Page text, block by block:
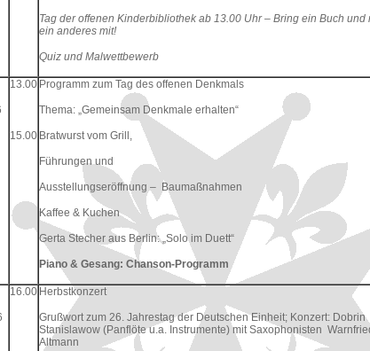
Tag der offenen Kinderbibliothek ab 13.00 Uhr – Bring ein Buch und
ein anderes mit!
Quiz und Malwettbewerb
13.00
15.00
Programm zum Tag des offenen Denkmals
Thema: „Gemeinsam Denkmale erhalten“
Bratwurst vom Grill,
Führungen und
Ausstellungseröffnung – Baumaßnahmen
Kaffee & Kuchen
Gerta Stecher aus Berlin: „Solo im Duett“
Piano & Gesang: Chanson-Programm
16.00 Herbstkonzert
Grußwort zum 26. Jahrestag der Deutschen Einheit; Konzert: Dobrin
Stanislawow (Panflöte u.a. Instrumente) mit Saxophonisten
Altmann